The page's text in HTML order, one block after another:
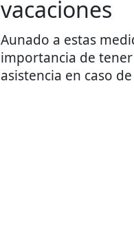
vacaciones
Aunado a estas
importancia de
asistencia en caso